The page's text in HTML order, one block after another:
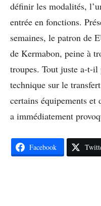
définir les modalités,
entrée en fonctions.
semaines, le patron de
de Kermabon, peine à
troupes. Tout juste a-t-
technique sur le
certains équipements
a immédiatement
Facebook